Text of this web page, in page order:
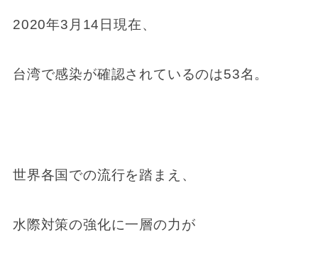
2020年3月14日現在、
台湾で感染が確認されているのは53名。
世界各国での流行を踏まえ、
水際対策の強化に一層の力が